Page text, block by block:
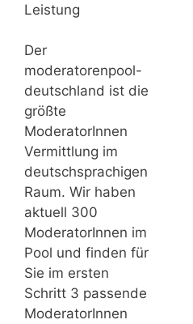
Leistung
Der
moderatorenpool-
deutschland ist die
größte
ModeratorInnen
Vermittlung im
deutschsprachigen
Raum. Wir haben
aktuell 300
ModeratorInnen im
Pool und finden für
Sie im ersten
Schritt 3 passende
ModeratorInnen